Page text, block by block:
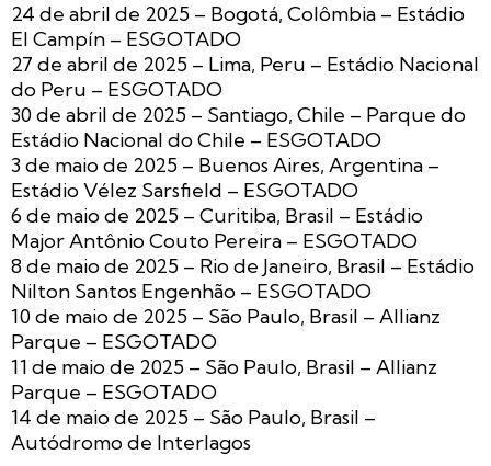
24 de abril de 2025 – Bogotá, Colômbia – Estádio
El Campín – ESGOTADO
27 de abril de 2025 – Lima, Peru – Estádio Nacional
do Peru – ESGOTADO
30 de abril de 2025 – Santiago, Chile – Parque do
Estádio Nacional do Chile – ESGOTADO
3 de maio de 2025 – Buenos Aires, Argentina –
Estádio Vélez Sarsfield – ESGOTADO
6 de maio de 2025 – Curitiba, Brasil – Estádio
Major Antônio Couto Pereira – ESGOTADO
8 de maio de 2025 – Rio de Janeiro, Brasil – Estádio
Nilton Santos Engenhão – ESGOTADO
10 de maio de 2025 – São Paulo, Brasil – Allianz
Parque – ESGOTADO
11 de maio de 2025 – São Paulo, Brasil – Allianz
Parque – ESGOTADO
14 de maio de 2025 – São Paulo, Brasil –
Autódromo de Interlagos